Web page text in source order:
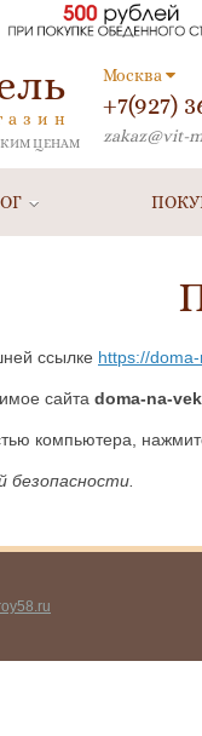
ЦЕНАМ
Москва
+7(927)
zakaz@vit-
ссылке https://
сайта doma-na-
компьютера,
безопасности.